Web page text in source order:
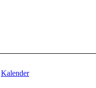
Kalender